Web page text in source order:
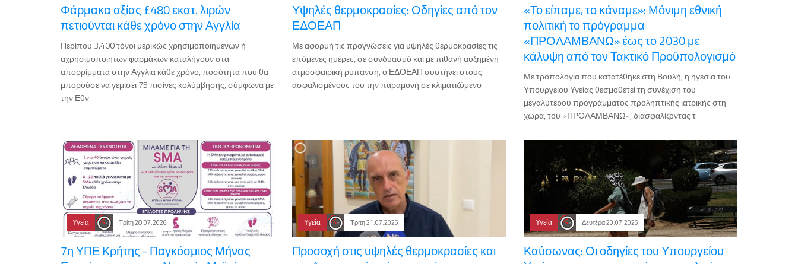
Φάρμακα αξίας £480 εκατ. λιρών
πετιούνται κάθε χρόνο στην Αγγλία
Περίπου 3.400 τόνοι μερικώς χρησιμοποιημένων ή
αχρησιμοποίητων φαρμάκων καταλήγουν στα
απορρίμματα στην Αγγλία κάθε χρόνο, ποσότητα που θα
μπορούσε να γεμίσει 75 πισίνες κολύμβησης, σύμφωνα με
την Εθν
Υψηλές θερμοκρασίες: Οδηγίες από τον
ΕΔΟΕΑΠ
Με αφορμή τις προγνώσεις για υψηλές θερμοκρασίες τις
επόμενες ημέρες, σε συνδυασμό και με πιθανή αυξημένη
ατμοσφαιρική ρύπανση, ο ΕΔΟΕΑΠ συστήνει στους
ασφαλισμένους του την παραμονή σε κλιματιζόμενο
«Το είπαμε, το κάναμε»: Μόνιμη εθνική
πολιτική το πρόγραμμα
«ΠΡΟΛΑΜΒΑΝΩ» έως το 2030 με
κάλυψη από τον Τακτικό Προϋπολογισμό
Με τροπολογία που κατατέθηκε στη Βουλή, η ηγεσία του
Υπουργείου Υγείας θεσμοθετεί τη συνέχιση του
μεγαλύτερου προγράμματος προληπτικής ιατρικής στη
χώρα, του «ΠΡΟΛΑΜΒΑΝΩ», διασφαλίζοντας τ
Υγεία Τρίτη 28.07.2026
7η ΥΠΕ Κρήτης - Παγκόσμιος Μήνας
Υγεία Τρίτη 21.07.2026
Προσοχή στις υψηλές θερμοκρασίες και
Υγεία Δευτέρα 20.07.2026
Καύσωνας: Οι οδηγίες του Υπουργείου